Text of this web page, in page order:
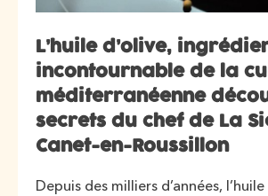
L’huile d’olive,
incontournable de la
méditerranéenne
secrets du chef de La
Canet-en-Roussillon
Depuis des milliers d’années,